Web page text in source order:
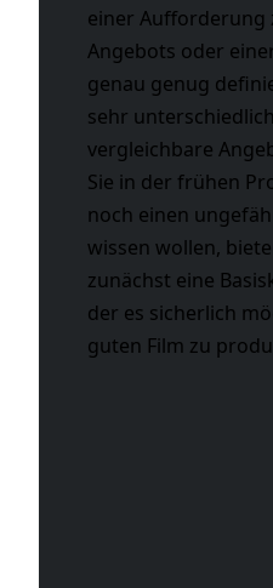
einer Aufforderung
Angebots oder
genau genug
sehr
vergleichbare
Sie in der frühen
noch einen
wissen wollen,
zunächst eine
der es sicherlich
guten Film zu